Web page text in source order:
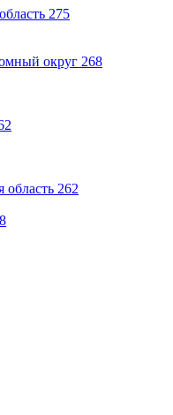
275
округ 268
область 262